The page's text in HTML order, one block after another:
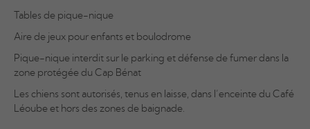
Tables de pique-nique
Aire de jeux pour enfants et boulodrome
Pique-nique interdit sur le parking et défense de fumer dans la
zone protégée du Cap Bénat
Les chiens sont autorisés, tenus en laisse, dans l’enceinte du Café
Léoube et hors des zones de baignade.